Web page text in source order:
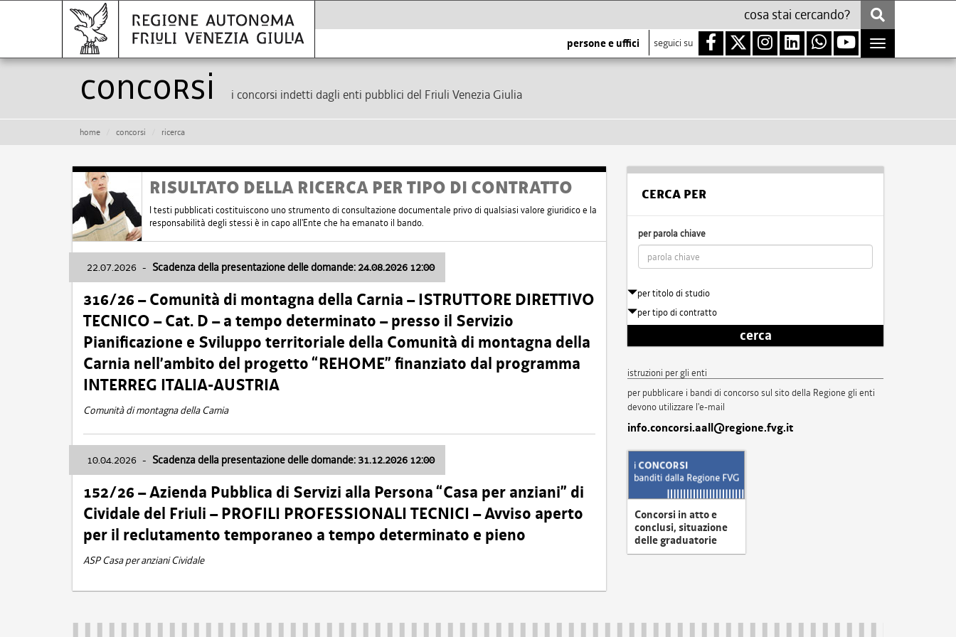
persone e uffici seguici su
Toggle
navigation
Concorsi i concorsi indetti dagli enti pubblici del Friuli Venezia Giulia
home concorsi ricerca
RISULTATO DELLA RICERCA PER TIPO DI CONTRATTO
I testi pubblicati costituiscono uno strumento di consultazione documentale privo di qualsiasi valore giuridico e la
responsabilità degli stessi è in capo all'Ente che ha emanato il bando.
22.07.2026 - Scadenza della presentazione delle domande: 24.08.2026 12:00
316/26 – Comunità di montagna della Carnia – ISTRUTTORE DIRETTIVO
TECNICO – Cat. D – a tempo determinato – presso il Servizio
Pianificazione e Sviluppo territoriale della Comunità di montagna della
Carnia nell’ambito del progetto “REHOME” finanziato dal programma
INTERREG ITALIA-AUSTRIA
Comunità di montagna della Carnia
10.04.2026 - Scadenza della presentazione delle domande: 31.12.2026 12:00
152/26 – Azienda Pubblica di Servizi alla Persona “Casa per anziani” di
Cividale del Friuli – PROFILI PROFESSIONALI TECNICI – Avviso aperto
per il reclutamento temporaneo a tempo determinato e pieno
ASP Casa per anziani Cividale
CERCA PER
per parola chiave
per titolo di studio
per tipo di contratto
cerca
istruzioni per gli enti
per pubblicare i bandi di concorso sul sito della Regione gli enti
devono utilizzare l'e-mail
info.concorsi.aall@regione.fvg.it
Concorsi in atto e
conclusi, situazione
delle graduatorie